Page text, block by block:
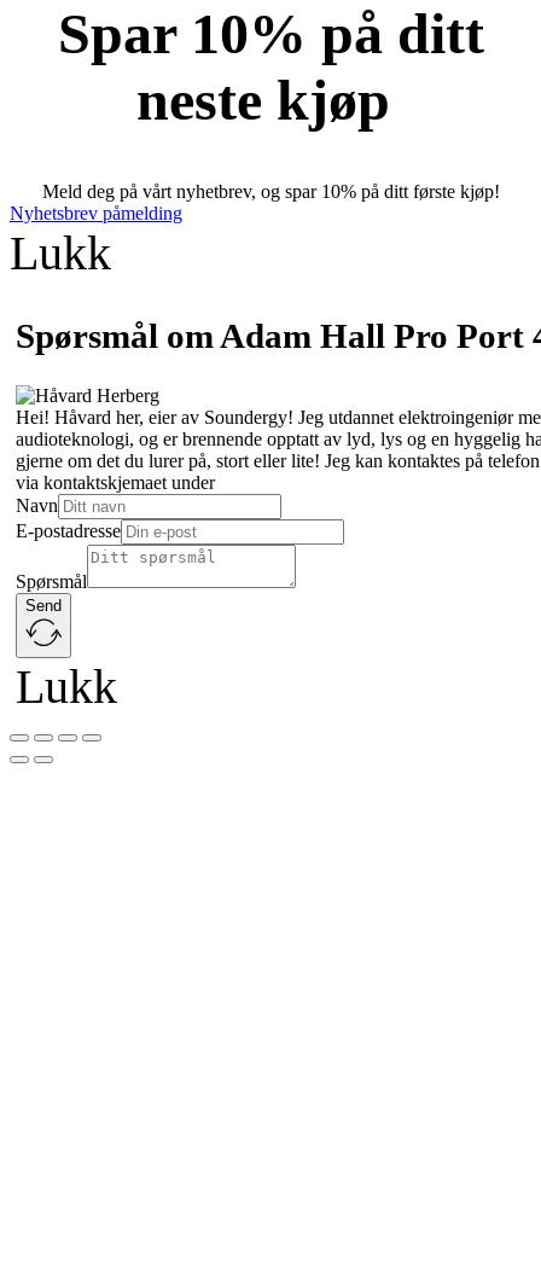
Spar 10% på ditt
neste kjøp
Meld deg på vårt nyhetbrev, og spar 10% på ditt første kjøp!
Nyhetsbrev påmelding
Lukk
Spørsmål om Adam Hall Pro Port
Hei! Håvard her, eier av Soundergy! Jeg utdannet elektroingeniør
audioteknologi, og er brennende opptatt av lyd, lys og en hyggelig
gjerne om det du lurer på, stort eller lite! Jeg kan kontaktes på
via kontaktskjemaet under
Navn
E-postadresse
Spørsmål
Send
Lukk